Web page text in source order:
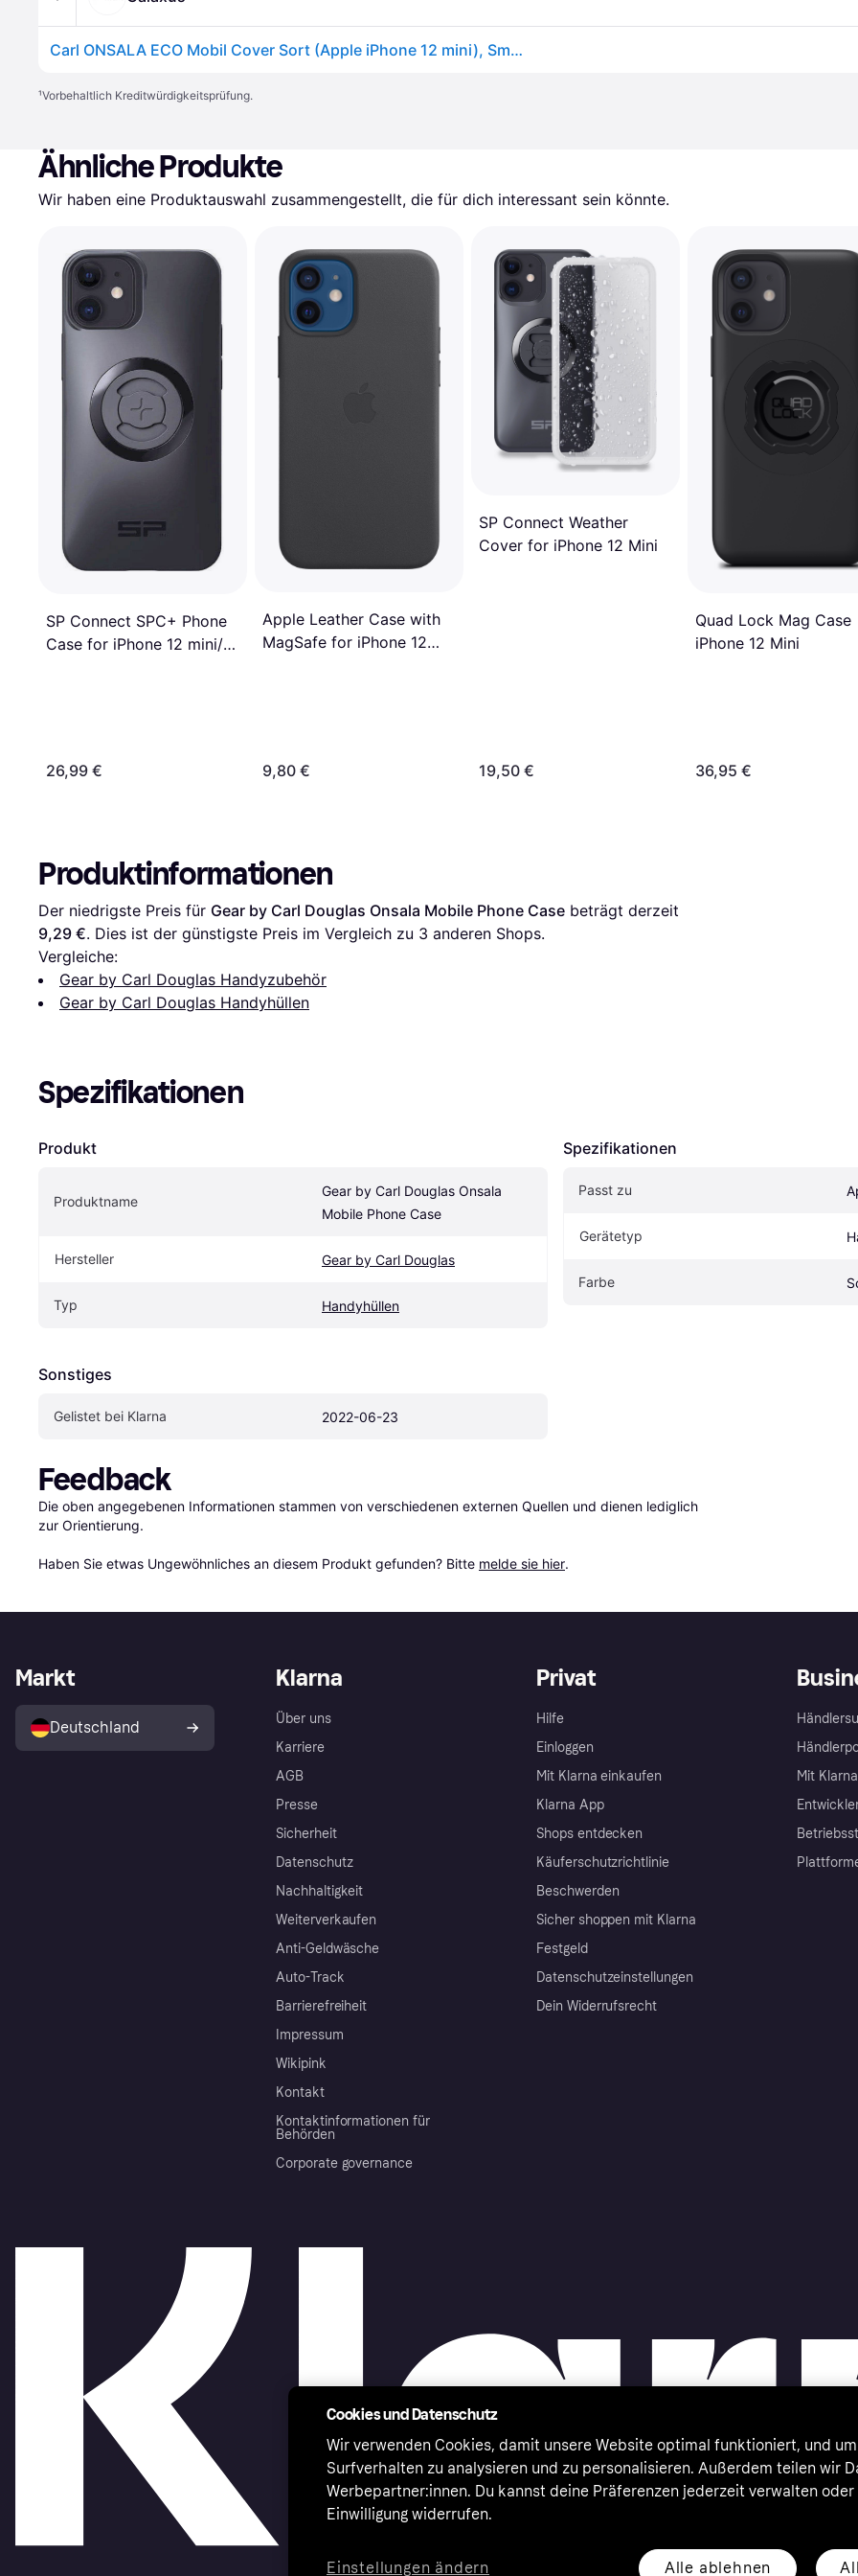
Carl ONSALA ECO Mobil Cover Sort (Apple iPhone 12 mini), Smartphone Hülle, Schwarz
¹Vorbehaltlich Kreditwürdigkeitsprüfung.
Ähnliche Produkte
Wir haben eine Produktauswahl zusammengestellt, die für dich interessant sein könnte.
SP Connect SPC+ Phone
Case for iPhone 12 mini/13
26,99 €
Apple Leather Case with
MagSafe for iPhone 12
9,80 €
SP Connect Weather
Cover for iPhone 12 Mini
19,50 €
Quad Lock Mag Case
iPhone 12 Mini
36,95 €
Produktinformationen
Der niedrigste Preis für Gear by Carl Douglas Onsala Mobile Phone Case
9,29 €. Dies ist der günstigste Preis im Vergleich zu 3 anderen Shops.
Vergleiche:
Gear by Carl Douglas Handyzubehör
Gear by Carl Douglas Handyhüllen
Spezifikationen
Produkt
Produktname
Gear by Carl Douglas Onsala
Mobile Phone Case
Hersteller Gear by Carl Douglas
Typ Handyhüllen
Sonstiges
Gelistet bei Klarna 2022-06-23
Spezifikationen
Passt zu
Gerätetyp
Farbe
Feedback
Die oben angegebenen Informationen stammen von verschiedenen externen Quellen und dienen lediglich
zur Orientierung.
Haben Sie etwas Ungewöhnliches an diesem Produkt gefunden? Bitte melde sie hier.
Klarna
Über uns
Karriere
AGB
Presse
Sicherheit
Datenschutz
Nachhaltigkeit
Weiterverkaufen
Anti-Geldwäsche
Auto-Track
Barrierefreiheit
Impressum
Wikipink
Kontakt
Kontaktinformationen für
Behörden
Corporate governance
Privat
Hilfe
Einloggen
Mit Klarna einkaufen
Klarna App
Shops entdecken
Käuferschutzrichtlinie
Beschwerden
Sicher shoppen mit Klarna
Festgeld
Datenschutzeinstellungen
Dein Widerrufsrecht
Mit
Markt
Deutschland
Cookies und Datenschutz
Wir verwenden Cookies, damit unsere Website optimal funktioniert, und
Surfverhalten zu analysieren und zu personalisieren. Außerdem teilen wir
Werbepartner:innen. Du kannst deine Präferenzen jederzeit verwalten oder
Einwilligung widerrufen.
Alle ablehnen
Einstellungen ändern